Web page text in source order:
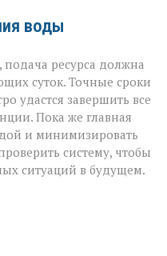
воды
ресурса должна
суток. Точные сроки
удастся завершить все
Пока же главная
и минимизировать
систему, чтобы
ситуаций в будущем.